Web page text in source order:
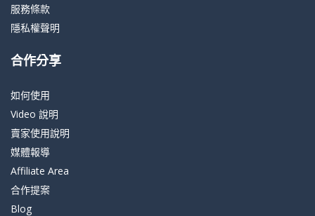
服務條款
隱私權聲明
合作分享
如何使用
Video 說明
賣家使用說明
媒體報導
Affiliate Area
合作提案
Blog